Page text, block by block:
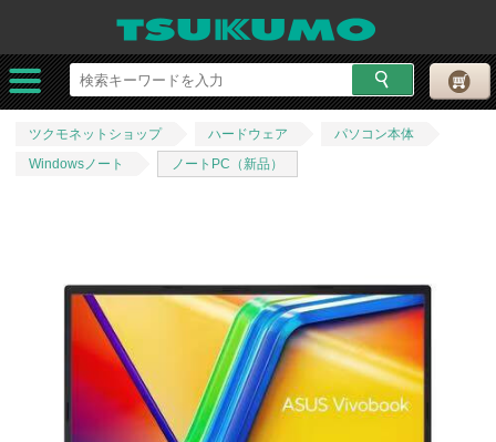
ツクモネットショップ ハードウェア
パソコン本体
Windowsノート
ノートPC（新品）